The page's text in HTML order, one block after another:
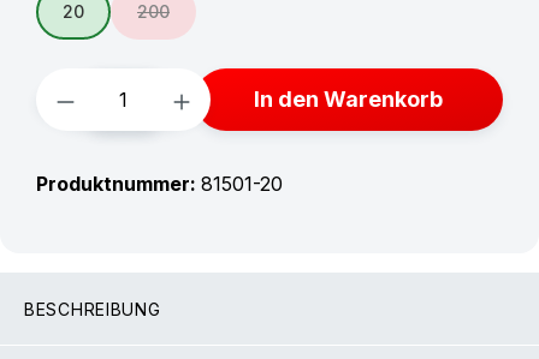
20 200
(Diese Option ist zurzeit nicht verfügbar.)
Produkt Anzahl: Gib den
In den Warenkorb
Produktnummer: 81501-20
BESCHREIBUNG